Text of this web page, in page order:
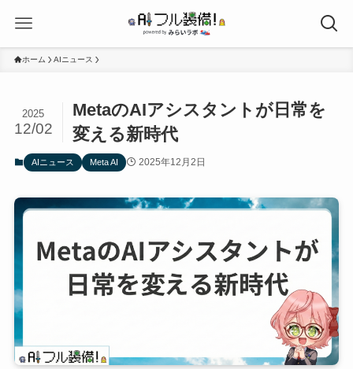
ホーム AIニュース
MetaのAIアシスタントが日常を
変える新時代
2025
12/02
AIニュース Meta AI 2025年12月2日